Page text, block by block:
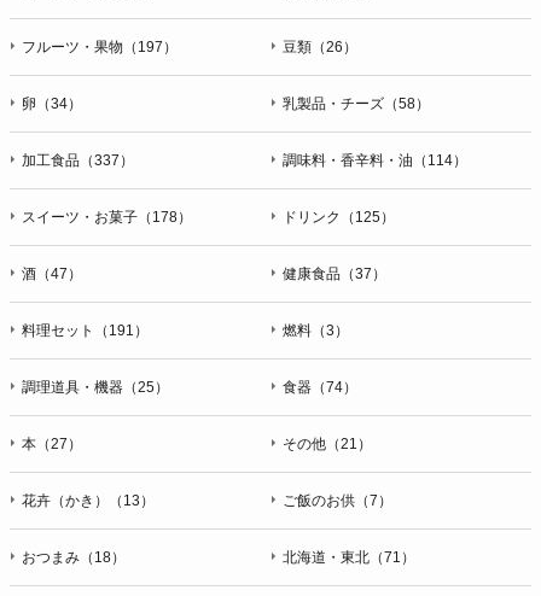
フルーツ・果物（197） 豆類（26）
卵（34） 乳製品・チーズ（58）
加工食品（337） 調味料・香辛料・油（114）
スイーツ・お菓子（178） ドリンク（125）
酒（47） 健康食品（37）
料理セット（191） 燃料（3）
調理道具・機器（25） 食器（74）
本（27） その他（21）
花卉（かき）（13） ご飯のお供（7）
おつまみ（18） 北海道・東北（71）